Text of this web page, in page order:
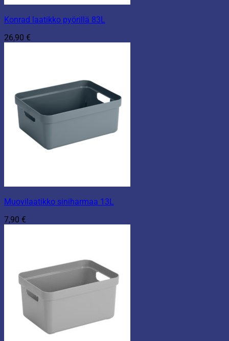
Konrad laatikko pyörillä 83L
26,90 €
Muovilaatikko siniharmaa 13L
7,90 €